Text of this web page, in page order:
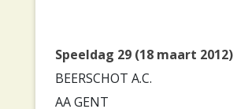
Speeldag 29 (18 maart 2012)
BEERSCHOT A.C.
AA GENT